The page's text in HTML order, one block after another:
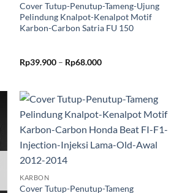
Cover Tutup-Penutup-Tameng-Ujung
Pelindung Knalpot-Kenalpot Motif
Karbon-Carbon Satria FU 150
Rp39.900 – Rp68.000Rentang
Rp68.000
ke Wishlist
KARBON
Cover Tutup-Penutup-Tameng